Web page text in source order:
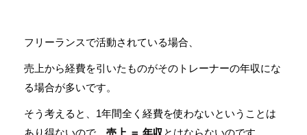
フリーランスで活動されている場合、
売上から経費を引いたものがそのトレーナーの年収にな
る場合が多いです。
そう考えると、1年間全く経費を使わないということは
あり得ないので、 売上 ＝ 年収 とはならないのです。